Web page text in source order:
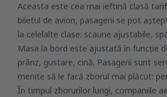
Aceasta este cea mai ieftină clasă
biletul de avion, pasagerii se pot
la celelalte clase: scaune ajustabile,
Masa la bord este ajustată în funcție
prânz, gustare, cină. Pasagerii sunt
menite să le facă zborul mai plăcut:
În timpul zborurilor lungi, companiile